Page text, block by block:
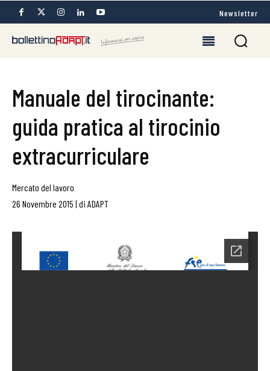
Newsletter
Manuale del tirocinante:
guida pratica al tirocinio
extracurriculare
Mercato del lavoro
26 Novembre 2015 | di ADAPT